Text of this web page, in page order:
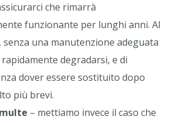
che rimarrà
funzionante per lunghi anni. Al
una manutenzione adeguata
degradarsi, e di
dover essere sostituito dopo
più brevi.
– mettiamo invece il caso che